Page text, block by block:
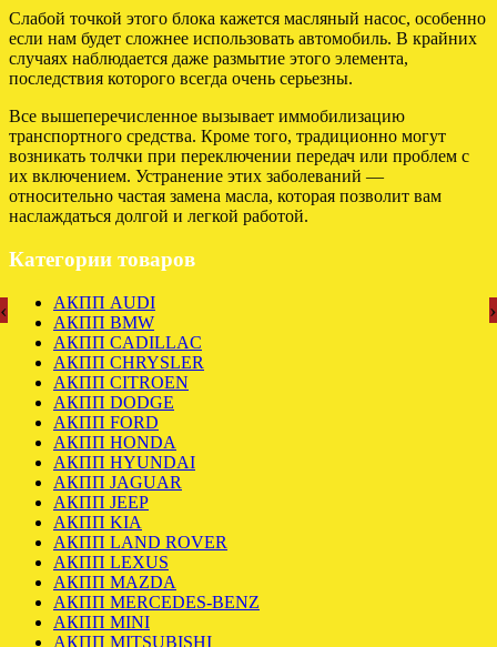
Слабой точкой этого блока кажется масляный насос, особенно
если нам будет сложнее использовать автомобиль. В крайних
случаях наблюдается даже размытие этого элемента,
последствия которого всегда очень серьезны.
Все вышеперечисленное вызывает иммобилизацию
транспортного средства. Кроме того, традиционно могут
возникать толчки при переключении передач или проблем с
их включением. Устранение этих заболеваний —
относительно частая замена масла, которая позволит вам
наслаждаться долгой и легкой работой.
Категории товаров
АКПП AUDI
АКПП BMW
АКПП CADILLAC
АКПП CHRYSLER
АКПП CITROEN
АКПП DODGE
АКПП FORD
АКПП HONDA
АКПП HYUNDAI
АКПП JAGUAR
АКПП JEEP
АКПП KIA
АКПП LAND ROVER
АКПП LEXUS
АКПП MAZDA
АКПП MERCEDES-BENZ
АКПП MINI
АКПП MITSUBISHI
‹ ›